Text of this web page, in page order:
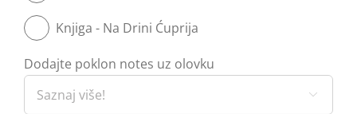
Jotter
Vector Royal XL
Knjiga - Na Drini Ćuprija
Dodajte poklon notes uz olovku
